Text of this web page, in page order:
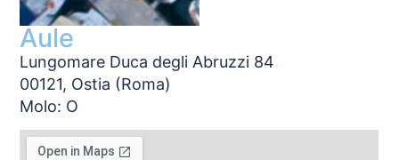
Aule
Lungomare Duca degli Abruzzi 84
00121, Ostia (Roma)
Molo: O